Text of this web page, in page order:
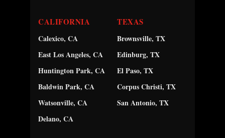
CALIFORNIA
Calexico, CA
East Los Angeles, CA
Huntington Park, CA
Baldwin Park, CA
Watsonville, CA
Delano, CA
TEXAS
Brownsville, TX
Edinburg, TX
El Paso, TX
Corpus Christi, TX
San Antonio, TX